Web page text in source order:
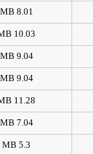
8.01 MB
10.03 MB
9.04 MB
9.04 MB
11.28 MB
7.04 MB
5.3 MB